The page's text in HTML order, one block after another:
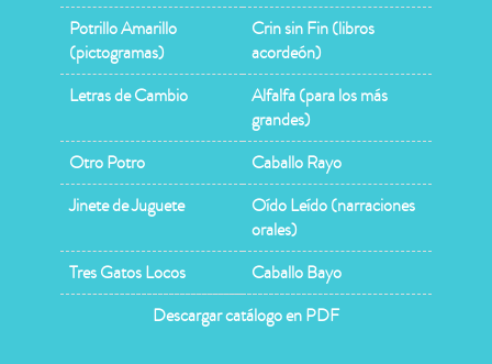
Potrillo Amarillo
(pictogramas)
Crin sin Fin (libros
acordeón)
Letras de Cambio
Alfalfa (para los más
grandes)
Otro Potro
Caballo Rayo
Jinete de Juguete
Oído Leído (narraciones
orales)
Tres Gatos Locos
Caballo Bayo
Descargar catálogo en PDF